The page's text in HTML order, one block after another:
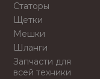
Статоры
Щетки
Мешки
Шланги
Запчасти для
всей техники